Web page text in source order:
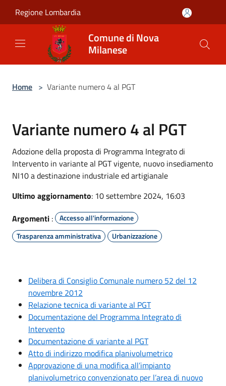
Regione Lombardia
Comune di Nova
Milanese
Home > Variante numero 4 al PGT
Variante numero 4 al PGT
Adozione della proposta di Programma Integrato di
Intervento in variante al PGT vigente, nuovo insediamento
NI10 a destinazione industriale ed artigianale
Ultimo aggiornamento: 10 settembre 2024, 16:03
Argomenti :
Accesso all'informazione
Trasparenza amministrativa
Urbanizzazione
Delibera di Consiglio Comunale numero 52 del 12
novembre 2012
Relazione tecnica di variante al PGT
Documentazione del Programma Integrato di
Intervento
Documentazione di variante al PGT
Atto di indirizzo modifica planivolumetrico
Approvazione di una modifica all’impianto
planivolumetrico convenzionato per l’area di nuovo